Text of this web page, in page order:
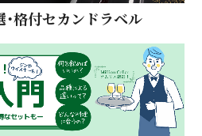
格付セカンドラベル